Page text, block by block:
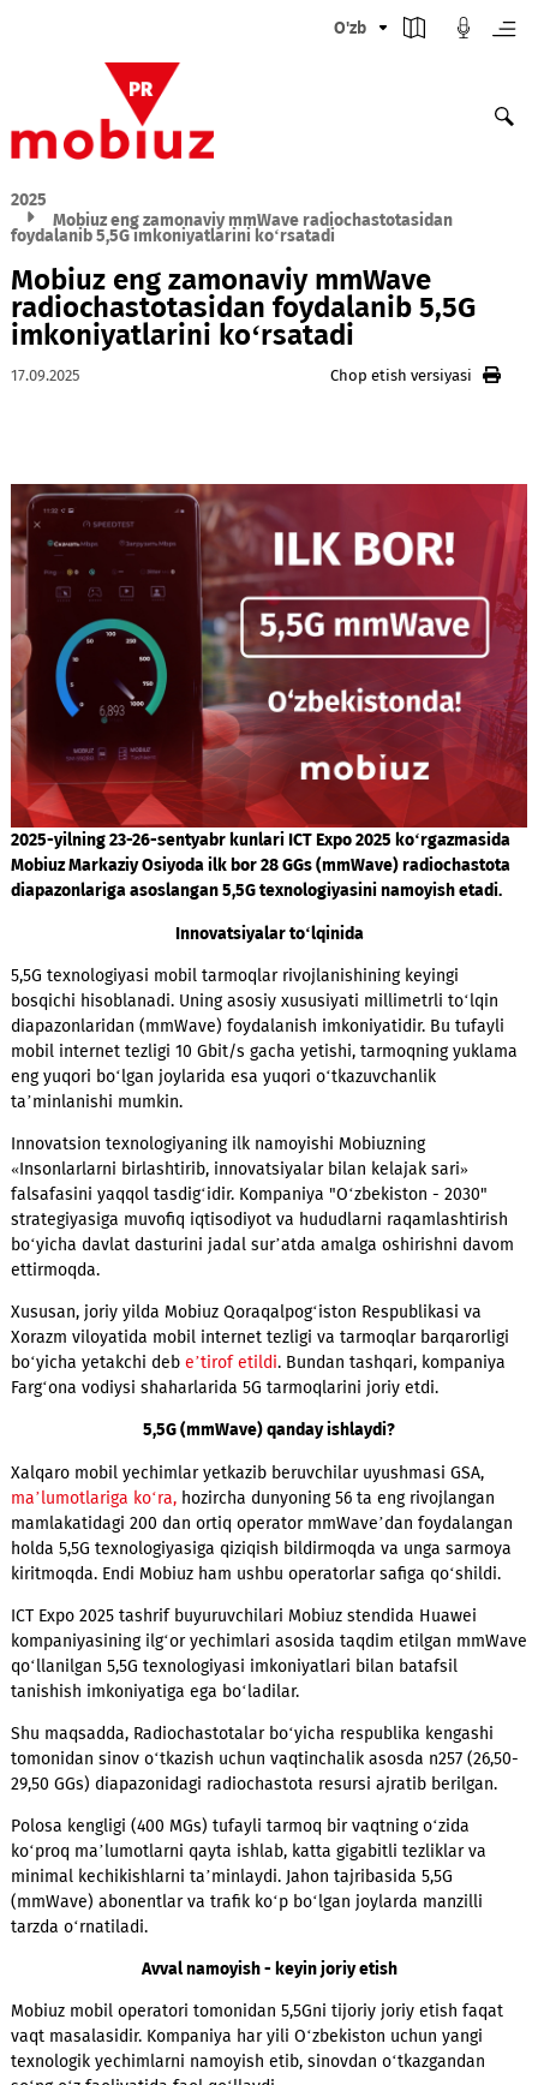
O'zb
2025
Mobiuz eng zamonaviy mmWave radiochastotasidan
foydalanib 5,5G imkoniyatlarini ko‘rsatadi
Mobiuz eng zamonaviy mmWave
radiochastotasidan foydalanib 5,5G
imkoniyatlarini ko‘rsatadi
2025-yilning 23-26-sentyabr kunlari ICT Expo 2025 ko
Mobiuz Markaziy Osiyoda ilk bor 28 GGs (mmWave)
diapazonlariga asoslangan 5,5G texnologiyasini namoyish
Innovatsiyalar to‘lqinida
5,5G texnologiyasi mobil tarmoqlar rivojlanishining keyingi
bosqichi hisoblanadi. Uning asosiy xususiyati millimetrli
diapazonlaridan (mmWave) foydalanish imkoniyatidir. Bu
mobil internet tezligi 10 Gbit/s gacha yetishi, tarmoqning
eng yuqori bo‘lgan joylarida esa yuqori o‘tkazuvchanlik
ta’minlanishi mumkin.
Innovatsion texnologiyaning ilk namoyishi Mobiuzning
«Insonlarlarni birlashtirib, innovatsiyalar bilan kelajak sari»
falsafasini yaqqol tasdig‘idir. Kompaniya "O‘zbekiston -
strategiyasiga muvofiq iqtisodiyot va hududlarni
bo‘yicha davlat dasturini jadal sur’atda amalga oshirishni
Xorazm viloyatida mobil internet tezligi va tarmoqlar
bo‘yicha yetakchi debe’tirof etildi . Bundan tashqari,
Farg‘ona vodiysi shaharlarida 5G tarmoqlarini joriy etdi.
5,5G (mmWave) qanday ishlaydi?
Xalqaro mobil yechimlar yetkazib beruvchilar uyushmasi GSA,
ma’lumotlariga ko‘ra,hozircha dunyoning 56 ta eng
mamlakatidagi 200 dan ortiq operator mmWave’dan
holda 5,5G texnologiyasiga qiziqish bildirmoqda va unga
kiritmoqda. Endi Mobiuz ham ushbu operatorlar safiga
ICT Expo 2025 tashrif buyuruvchilari Mobiuz stendida Huawei
kompaniyasining ilg‘or yechimlari asosida taqdim etilgan
qo‘llanilgan 5,5G texnologiyasi imkoniyatlari bilan batafsil
tanishish imkoniyatiga ega bo‘ladilar.
Shu maqsadda, Radiochastotalar bo‘yicha respublika
29,50 GGs) diapazonidagi radiochastota resursi ajratib
Polosa kengligi (400 MGs) tufayli tarmoq bir vaqtning o‘zida
ko‘proq ma’lumotlarni qayta ishlab, katta gigabitli tezliklar